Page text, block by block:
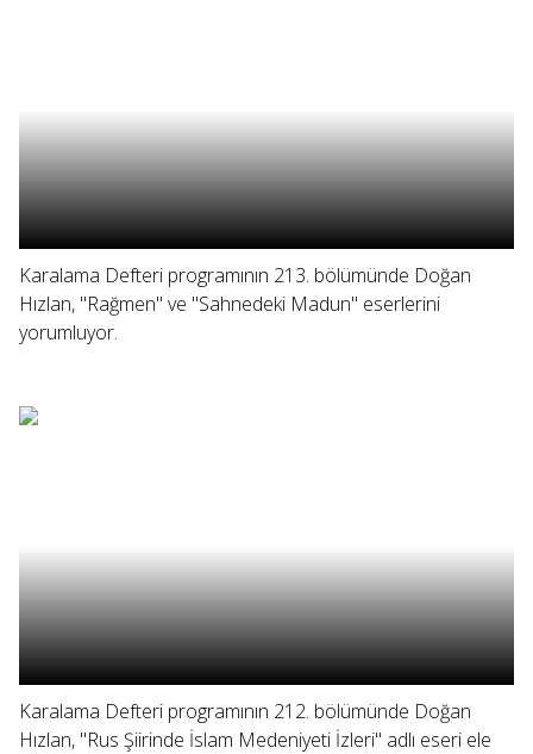
Karalama Defteri programının 213. bölümünde Doğan
Hızlan, "Rağmen" ve "Sahnedeki Madun" eserlerini
yorumluyor.
Karalama Defteri programının 212. bölümünde Doğan
Hızlan, "Rus Şiirinde İslam Medeniyeti İzleri" adlı eseri ele